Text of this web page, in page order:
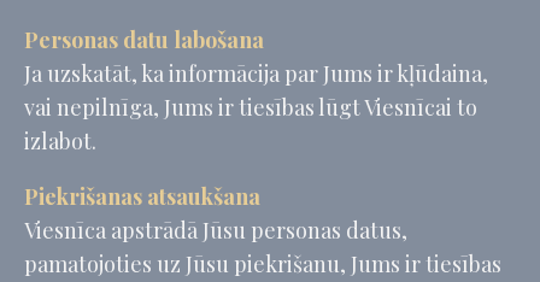
Personas datu labošana
Ja uzskatāt, ka informācija par Jums ir kļūdaina,
vai nepilnīga, Jums ir tiesības lūgt Viesnīcai to
izlabot.
Piekrišanas atsaukšana
Viesnīca apstrādā Jūsu personas datus,
pamatojoties uz Jūsu piekrišanu, Jums ir tiesības